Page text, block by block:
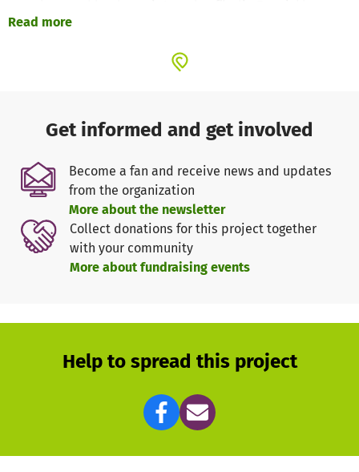
künstlerischer Formate für die Allerkleinsten zu setzen.
Spielorte sind das Kulturzentrum Franz.k in Reutlingen,
Torbogen in Rottenburg. Darüber hinaus verwandeln
aufsuchende Kulturveranstaltungen Alltagsorte der Kinder
in und um Tübingen in Orte für Kunsterleben:
Kinderkrippen, Kindergärten und Stadtteiltreffs. Hier
können wir Kinder ganz unterschiedlicher Hintergründe
erreichen und zu kultureller Teilhabe aller beitragen.
Workshops ergänzen das Programm: Hier können sich
Kinder und Erwachsene im Spielen, Tanzen und kreativen
Read more
Get informed and get involved
Become a fan and receive news and updates
from the organization
More about the newsletter
Collect donations for this project together
with your community
More about fundraising events
Help to spread this project